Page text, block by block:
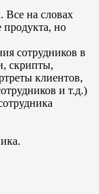
на словах
продукта, но
сотрудников в
скрипты,
клиентов,
и т.д.)